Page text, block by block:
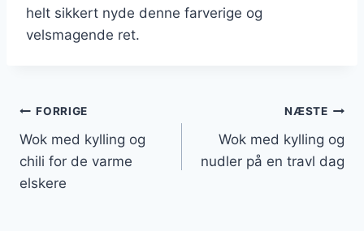
helt sikkert nyde denne farverige og
velsmagende ret.
Indlægsnavigation
FORRIGE
Wok med kylling og
chili for de varme
elskere
NÆSTE
Wok med kylling og
nudler på en travl dag